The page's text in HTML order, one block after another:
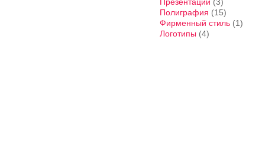
Полиграфия (15)
Фирменный стиль (1)
Логотипы (4)